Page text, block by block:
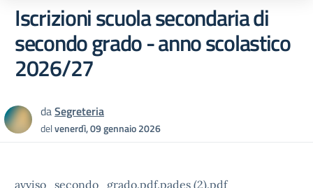
Iscrizioni scuola secondaria di
secondo grado - anno scolastico
2026/27
daSegreteria
delvenerdì, 09 gennaio 2026
avviso_secondo_grado.pdf.pades (2).pdf